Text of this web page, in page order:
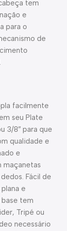
tem
e
para o
de
facilmente
seu Plate
3/8″ para que
qualidade e
e
maçanetas
Fácil de
e
tem
Tripé ou
necessário